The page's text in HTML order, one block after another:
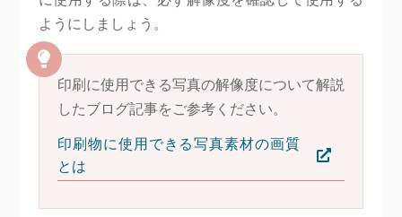
ようにしましょう。
印刷に使用できる写真の解像度について解説
したブログ記事をご参考ください。
印刷物に使用できる写真素材の画質
とは